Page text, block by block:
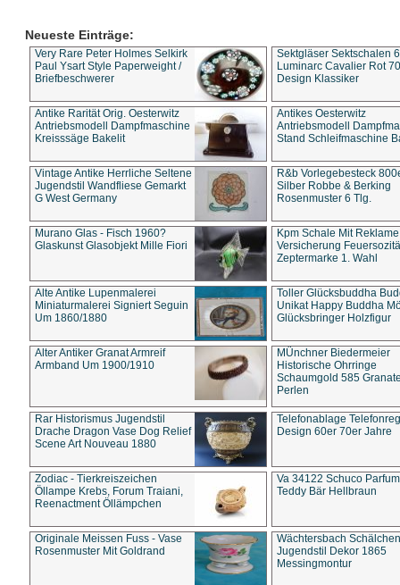
Neueste Einträge:
Very Rare Peter Holmes Selkirk
Paul Ysart Style Paperweight /
Briefbeschwerer
Sektgläser Sektschalen
Luminarc Cavalier Rot
Design Klassiker
Antike Rarität Orig. Oesterwitz
Antriebsmodell Dampfmaschine
Kreisssäge Bakelit
Antikes Oesterwitz
Antriebsmodell
Stand Schleifmaschine
Vintage Antike Herrliche Seltene
Jugendstil Wandfliese Gemarkt
G West Germany
R&b Vorlegebesteck
Silber Robbe & Berking
Rosenmuster 6 Tlg.
Murano Glas - Fisch 1960?
Glaskunst Glasobjekt Mille Fiori
Kpm Schale Mit Reklame
Versicherung
Zeptermarke 1. Wahl
Alte Antike Lupenmalerei
Miniaturmalerei Signiert Seguin
Um 1860/1880
Toller Glücksbuddha
Unikat Happy Buddha
Glücksbringer Holzfigur
Alter Antiker Granat Armreif
Armband Um 1900/1910
MÜnchner Biedermeier
Historische Ohrringe
Schaumgold 585
Perlen
Rar Historismus Jugendstil
Drache Dragon Vase Dog Relief
Scene Art Nouveau 1880
Telefonablage
Design 60er 70er Jahre
Zodiac - Tierkreiszeichen
Öllampe Krebs, Forum Traiani,
Reenactment Öllämpchen
Va 34122 Schuco
Teddy Bär Hellbraun
Originale Meissen Fuss - Vase
Rosenmuster Mit Goldrand
Wächtersbach Schälchen
Jugendstil Dekor 1865
Messingmontur